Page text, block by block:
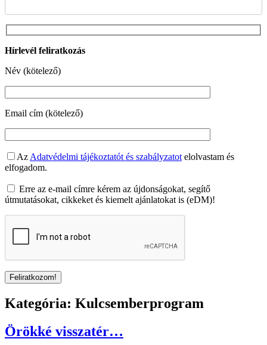
Hírlevél feliratkozás
Név (kötelező)
Email cím (kötelező)
Az Adatvédelmi tájékoztatót és szabályzatot elolvastam és
elfogadom.
Erre az e-mail címre kérem az újdonságokat, segítő
útmutatásokat, cikkeket és kiemelt ajánlatokat is (eDM)!
Kategória: Kulcsemberprogram
Örökké visszatér…